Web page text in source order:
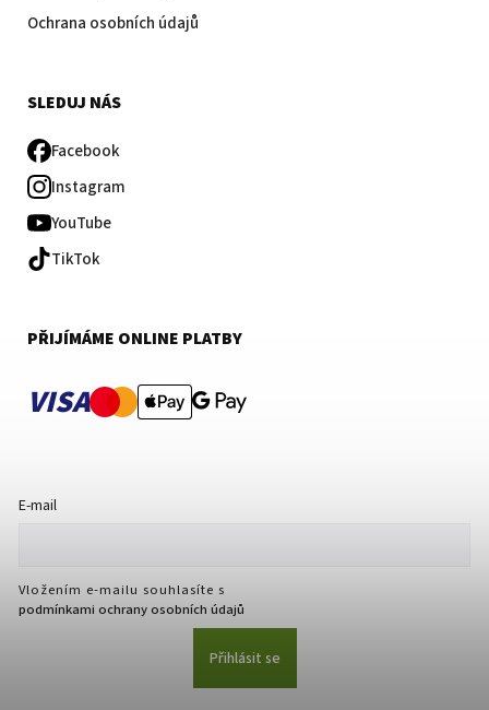
Ochrana osobních údajů
SLEDUJ NÁS
Facebook
Instagram
YouTube
TikTok
PŘIJÍMÁME ONLINE PLATBY
VISA
E-mail
Vložením e-mailu souhlasíte s
podmínkami ochrany osobních údajů
Přihlásit se